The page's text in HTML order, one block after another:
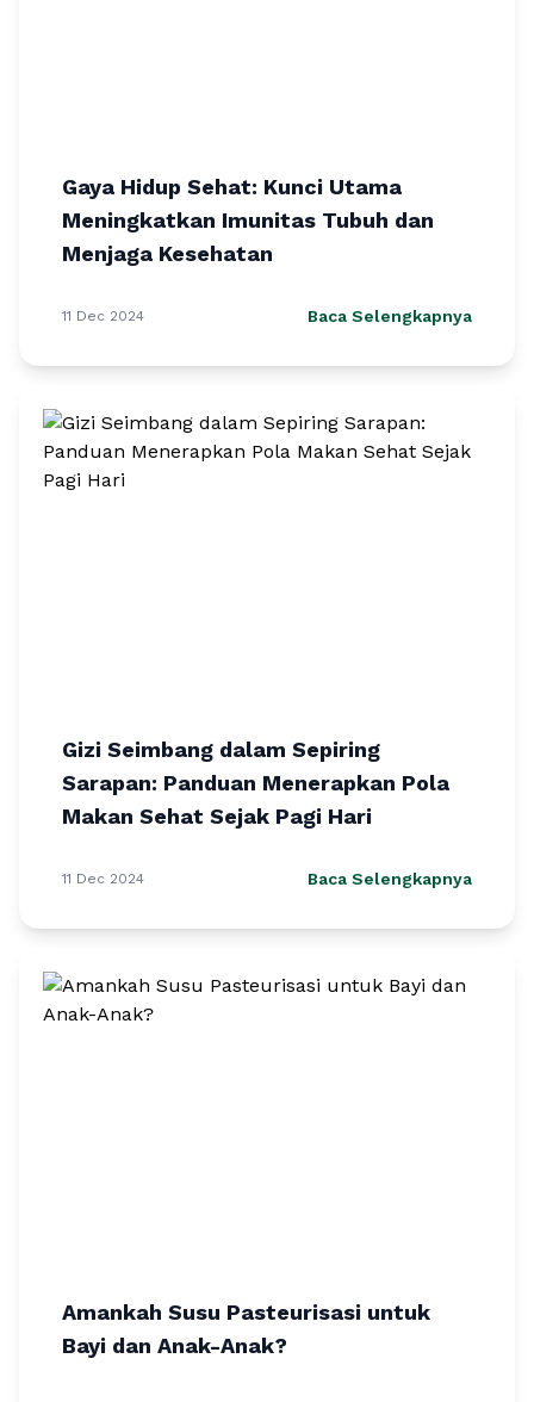
Gaya Hidup Sehat: Kunci Utama
Meningkatkan Imunitas Tubuh dan
Menjaga Kesehatan
11 Dec 2024 Baca Selengkapnya
Gizi Seimbang dalam Sepiring
Sarapan: Panduan Menerapkan Pola
Makan Sehat Sejak Pagi Hari
11 Dec 2024 Baca Selengkapnya
Amankah Susu Pasteurisasi untuk
Bayi dan Anak-Anak?